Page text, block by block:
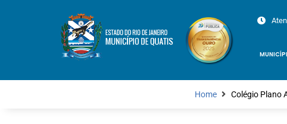
Home Colégio Plano